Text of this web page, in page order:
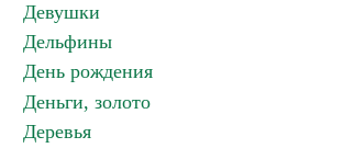
Девушки
Дельфины
День рождения
Деньги, золото
Деревья